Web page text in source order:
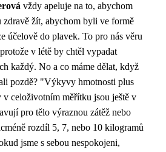
vždy apeluje na to, abychom
zdravě žít, abychom byli ve formě
účelově do plavek. To pro nás věru
v létě by chtěl vypadat
každý. No a co máme dělat, když
pozdě? "Výkyvy hmotnosti plus
celoživotním měřítku jsou ještě v
pro tělo výraznou zátěž nebo
rozdíl 5, 7, nebo 10 kilogramů
jsme s sebou nespokojeni,